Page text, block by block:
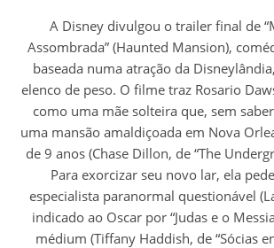
A Disney divulgou o trailer final de “Mansão Mal-
Assombrada” (Haunted Mansion),
baseada numa atração da
elenco de peso. O filme traz Rosario
como uma mãe solteira que, sem
uma mansão amaldiçoada em Nova
de 9 anos (Chase Dillon, de “The
Para exorcizar seu novo lar, ela
especialista paranormal questionável
indicado ao Oscar por “Judas e o
médium (Tiffany Haddish, de “Sócias